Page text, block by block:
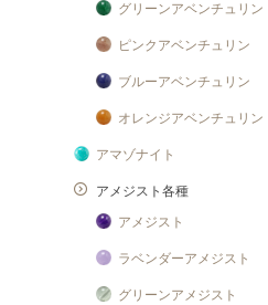
グリーンアベンチュリン
ピンクアベンチュリン
ブルーアベンチュリン
オレンジアベンチュリン
アマゾナイト
アメジスト各種
アメジスト
ラベンダーアメジスト
グリーンアメジスト